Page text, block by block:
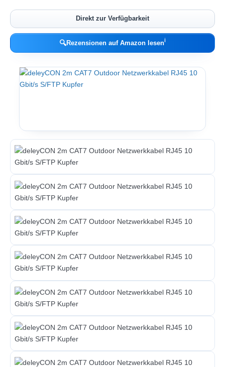
Direkt zur Verfügbarkeit
🔍Rezensionen auf Amazon lesenℹ︎